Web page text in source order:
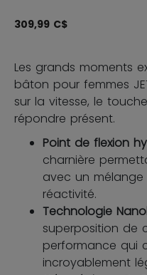
309,99 C$
Les grands moments
bâton pour femmes
sur la vitesse, le
répondre présent.
Point de flexion
charnière
avec un
réactivité.
Technologie
superposition de
performance qui
incroyablement